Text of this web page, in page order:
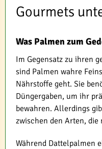
Gourmets
Was Palmen zum
Im Gegensatz zu ihren
sind Palmen wahre
Nährstoffe geht. Sie
Düngergaben, um ihr
bewahren. Allerdings
zwischen den Arten,
Während Dattelpalmen